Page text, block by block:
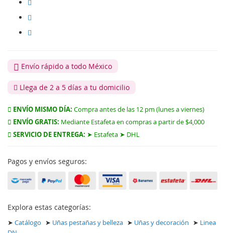
Envío rápido a todo México
Llega de 2 a 5 días a tu domicilio
ENVÍO MISMO DÍA: Compra antes de las 12 pm (lunes a viernes)
ENVÍO GRATIS: Mediante Estafeta en compras a partir de $4,000
SERVICIO DE ENTREGA: ➤ Estafeta ➤ DHL
Pagos y envíos seguros:
Explora estas categorías:
➤ Catálogo ➤ Uñas pestañas y belleza ➤ Uñas y decoración ➤ Linea